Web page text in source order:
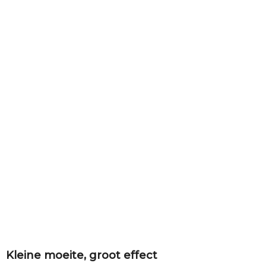
Kleine moeite, groot effect